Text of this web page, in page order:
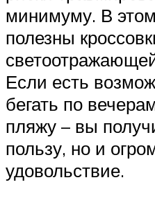
минимуму. В
полезны
Если есть
бегать по
пляжу – вы
пользу, но и
удовольствие.